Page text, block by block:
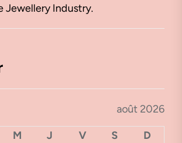
Jewellery Industry.
août 2026
M J V S
D